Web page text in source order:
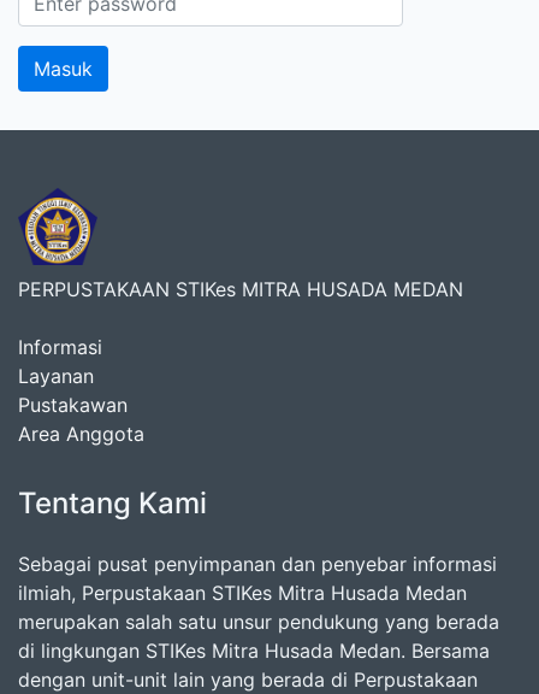
PERPUSTAKAAN STIKes MITRA HUSADA MEDAN
Informasi
Layanan
Pustakawan
Area Anggota
Tentang Kami
Sebagai pusat penyimpanan dan penyebar informasi
ilmiah, Perpustakaan STIKes Mitra Husada Medan
merupakan salah satu unsur pendukung yang berada
di lingkungan STIKes Mitra Husada Medan. Bersama
dengan unit-unit lain yang berada di Perpustakaan